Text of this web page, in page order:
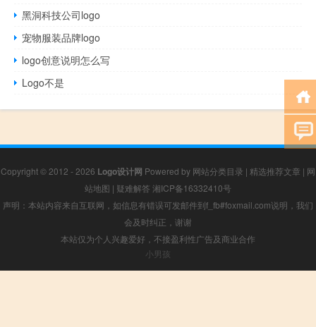
黑洞科技公司logo
宠物服装品牌logo
logo创意说明怎么写
Logo不是
Copyright © 2012 - 2026 Logo设计网 Powered by 网站分类目录 | 精选推荐文章 | 网
站地图 | 疑难解答 湘ICP备16332410号
声明：本站内容来自互联网，如信息有错误可发邮件到f_fb#foxmail.com说明，我们
会及时纠正，谢谢
本站仅为个人兴趣爱好，不接盈利性广告及商业合作
小男孩